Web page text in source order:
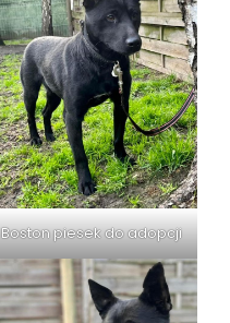
Boston piesek do adopcji